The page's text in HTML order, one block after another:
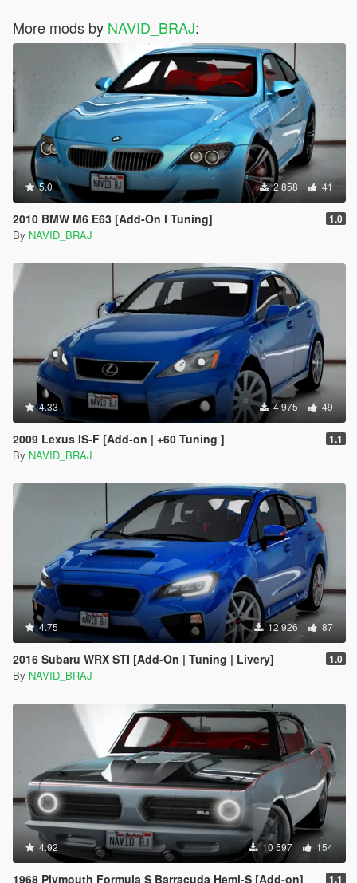
More mods by NAVID_BRAJ:
5.0 2 858 41
2010 BMW M6 E63 [Add-On l Tuning] 1.0
By NAVID_BRAJ
4.33 4 975 49
2009 Lexus IS-F [Add-on | +60 Tuning ] 1.1
By NAVID_BRAJ
4.75 12 926 87
2016 Subaru WRX STI [Add-On | Tuning | Livery] 1.0
By NAVID_BRAJ
4.92 10 597 154
1968 Plymouth Formula S Barracuda Hemi-S [Add-on] 1.1